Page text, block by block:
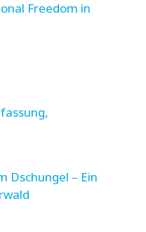
Freedom in
Dschungel – Ein